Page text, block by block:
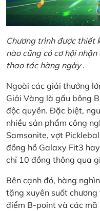
Chương trình được thiết
nào cũng có cơ hội
thao tác hàng ngày .
Ngoài các giải thưởng
Giải Vàng là gấu bông
độc quyền. Đặc biệt,
nhiều sản phẩm công
Samsonite, vợt
đồng hồ Galaxy Fit3
chỉ 10 đồng thông qua
Bên cạnh đó, hàng
tặng xuyên suốt
điểm B-point và các